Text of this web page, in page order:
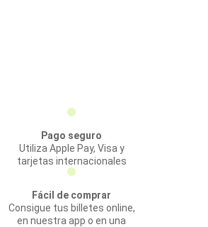
Pago seguro
Utiliza Apple Pay, Visa y
tarjetas internacionales
Fácil de comprar
Consigue tus billetes online,
en nuestra app o en una